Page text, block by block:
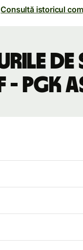
Consultă istoricul
de
- PGK